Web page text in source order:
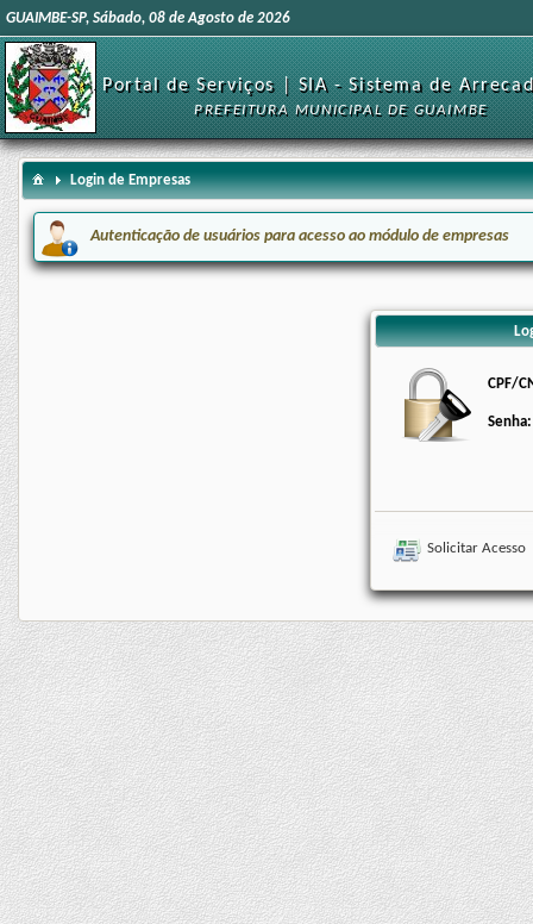
GUAIMBE-SP, Sábado, 08 de Agosto de 2026
Portal de Serviços | SIA - Sistema de
PREFEITURA MUNICIPAL DE GUAIMBE
Login de Empresas
Autenticação de usuários para acesso ao módulo de empresas
CPF/
Senha:
Solicitar Acesso